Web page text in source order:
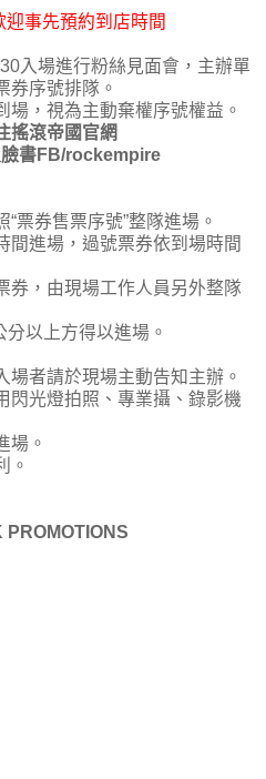
迎事先預約到店時間
入場進行粉絲見面會，主辦單
券序號排隊。
，視為主動棄權序號權益。
搖滾帝國官網
書FB/rockempire
票券售票序號”整隊進場。
間進場，過號票券依到場時間
券，由現場工作人員另外整隊
分以上方得以進場。
場者請於現場主動告知主辦。
閃光燈拍照、專業攝、錄影機
場。
。
PROMOTIONS